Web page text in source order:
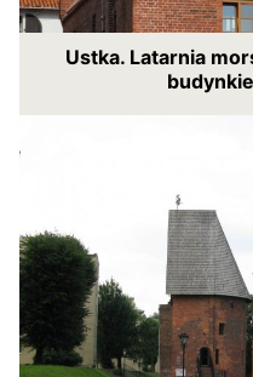
Ustka. Latarnia